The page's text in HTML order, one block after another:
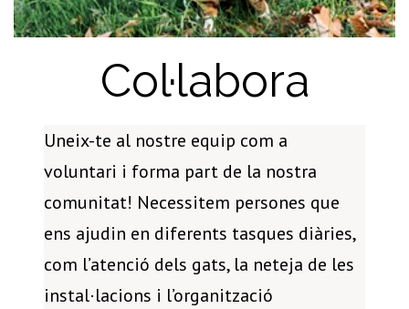
Col·labora
Uneix-te al nostre equip com a
voluntari i forma part de la nostra
comunitat! Necessitem persones que
ens ajudin en diferents tasques diàries,
com l’atenció dels gats, la neteja de les
instal·lacions i l’organització